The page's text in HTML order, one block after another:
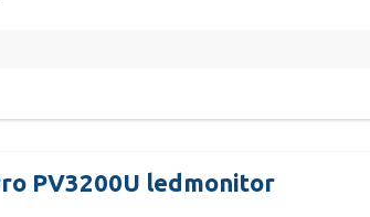
PV3200U ledmonitor